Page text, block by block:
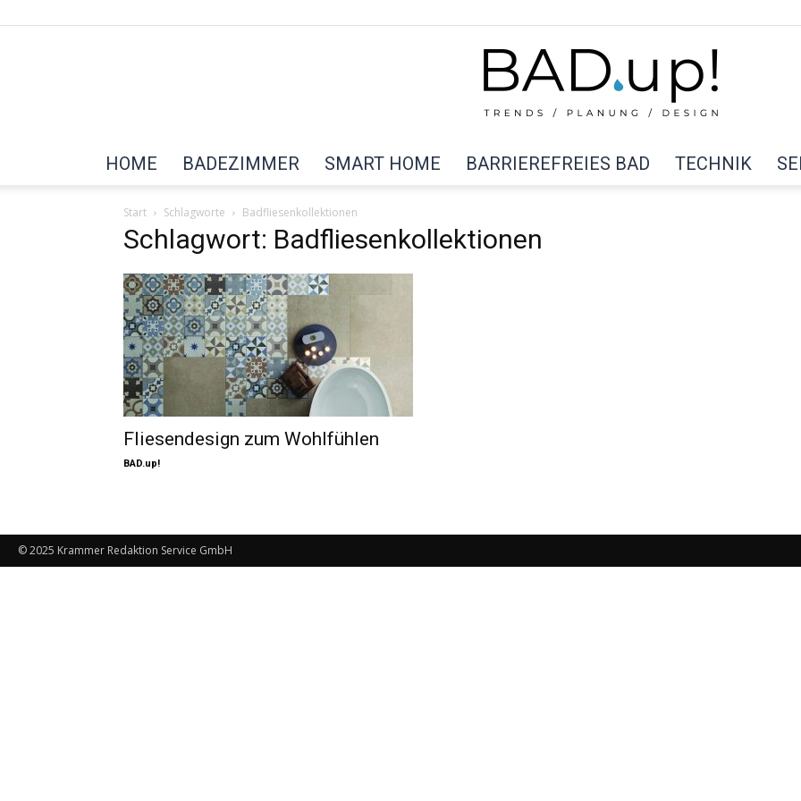
HOME BADEZIMMER SMART HOME BARRIEREFREIES BAD TECHNIK
Start Schlagworte Badfliesenkollektionen
Schlagwort: Badfliesenkollektionen
Fliesendesign zum Wohlfühlen
BAD.up!
© 2025 Krammer Redaktion Service GmbH